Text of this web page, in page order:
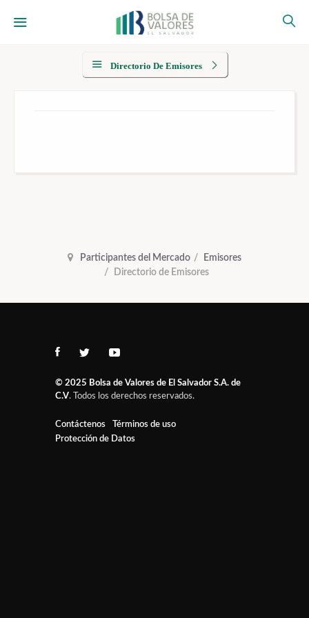
Directorio De Emisores
Participantes del Mercado
Emisores
Directorio de Emisores
© 2025 Bolsa de Valores de El Salvador S.A. de
C.V. Todos los derechos reservados.
Contáctenos
Términos de uso
Protección de Datos